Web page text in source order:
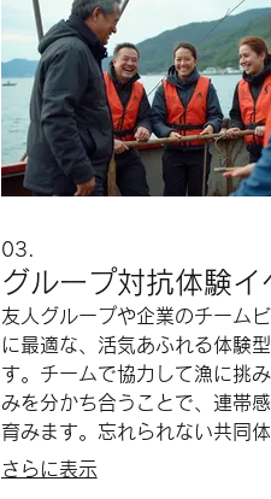
03.
グループ対抗体験イ
友人グループや企業のチーム
に最適な、活気あふれる体験
す。チームで協力して漁に挑
みを分かち合うことで、連帯
育みます。忘れられない共同
を提供します。
さらに表示